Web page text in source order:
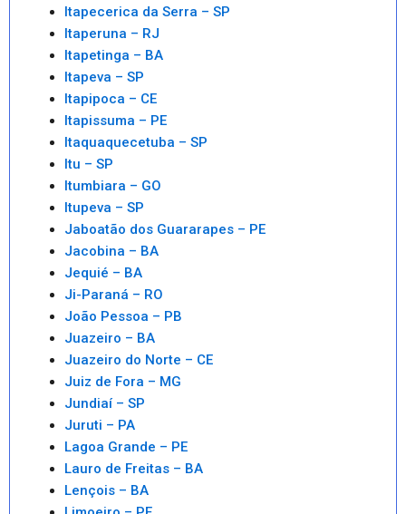
Itapecerica da Serra – SP
Itaperuna – RJ
Itapetinga – BA
Itapeva – SP
Itapipoca – CE
Itapissuma – PE
Itaquaquecetuba – SP
Itu – SP
Itumbiara – GO
Itupeva – SP
Jaboatão dos Guararapes – PE
Jacobina – BA
Jequié – BA
Ji-Paraná – RO
João Pessoa – PB
Juazeiro – BA
Juazeiro do Norte – CE
Juiz de Fora – MG
Jundiaí – SP
Juruti – PA
Lagoa Grande – PE
Lauro de Freitas – BA
Lençois – BA